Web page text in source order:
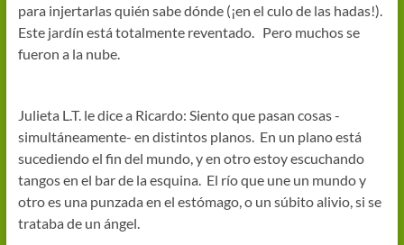
para injertarlas quién sabe dónde (¡en el culo de las hadas!).
Este jardín está totalmente reventado. Pero muchos se
fueron a la nube.
Julieta L.T. le dice a Ricardo: Siento que pasan cosas -
simultáneamente- en distintos planos. En un plano está
sucediendo el fin del mundo, y en otro estoy escuchando
tangos en el bar de la esquina. El río que une un mundo y
otro es una punzada en el estómago, o un súbito alivio, si se
trataba de un ángel.